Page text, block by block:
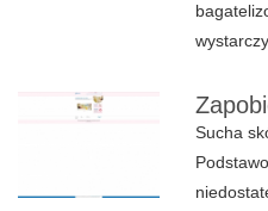
wystarczy
Sucha